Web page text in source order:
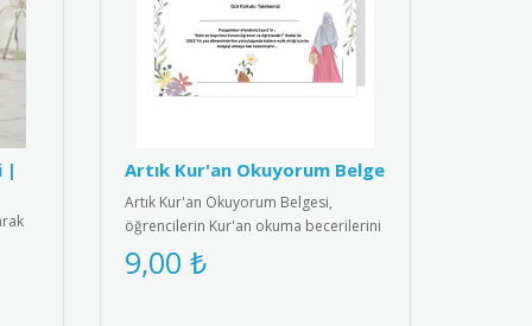
|
Artık Kur'an Okuyorum Belge
Artık Kur'an Okuyorum Belgesi,
öğrencilerin Kur'an okuma becerilerini
kutlayan anlamlı bir ödül belg..
9,00 ₺